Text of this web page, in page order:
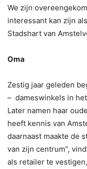
We zijn
interessant kan zijn
Stadshart van
Oma
Zestig jaar geleden
– dameswinkels in
Later namen haar
heeft kennis van
daarnaast maakte de
van zijn centrum”,
als retailer te